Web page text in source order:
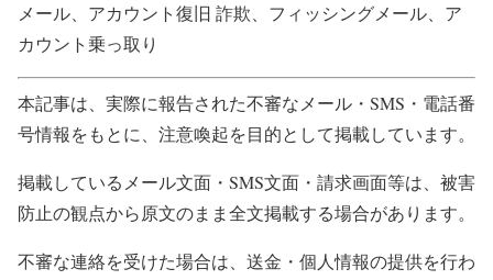
メール、アカウント復旧 詐欺、フィッシングメール、ア
カウント乗っ取り
本記事は、実際に報告された不審なメール・SMS・電話番
号情報をもとに、注意喚起を目的として掲載しています。
掲載しているメール文面・SMS文面・請求画面等は、被害
防止の観点から原文のまま全文掲載する場合があります。
不審な連絡を受けた場合は、送金・個人情報の提供を行わ